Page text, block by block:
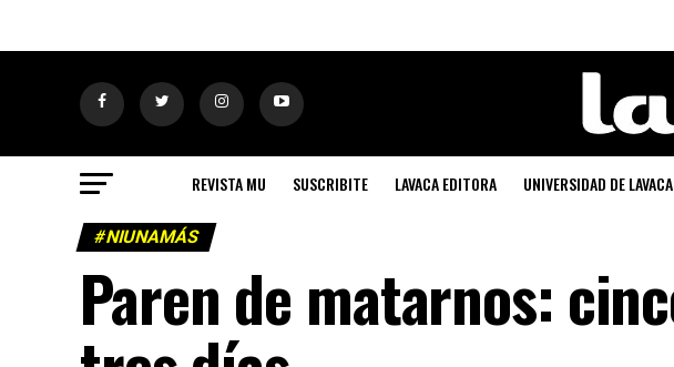
REVISTA MU SUSCRIBITE LAVACA EDITORA UNIVERSIDAD DE LAVACA
#NIUNAMÁS
Paren de matarnos: